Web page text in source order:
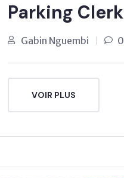
Parking Clerk
Gabin Nguembi
VOIR PLUS